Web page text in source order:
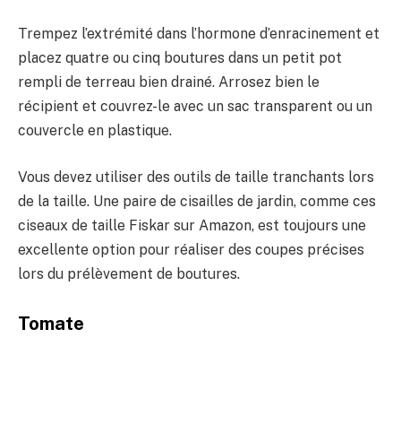
Trempez l’extrémité dans l’hormone d’enracinement et
placez quatre ou cinq boutures dans un petit pot
rempli de terreau bien drainé. Arrosez bien le
récipient et couvrez-le avec un sac transparent ou un
couvercle en plastique.
Vous devez utiliser des outils de taille tranchants lors
de la taille. Une paire de cisailles de jardin, comme ces
ciseaux de taille Fiskar sur Amazon, est toujours une
excellente option pour réaliser des coupes précises
lors du prélèvement de boutures.
Tomate